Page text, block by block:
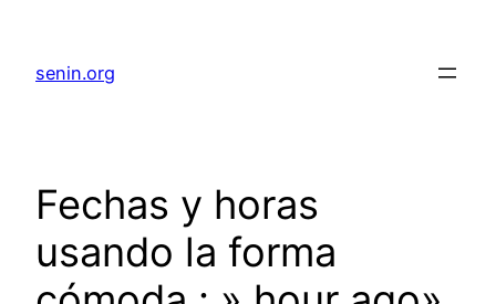
senin.org
Fechas y horas
usando la forma